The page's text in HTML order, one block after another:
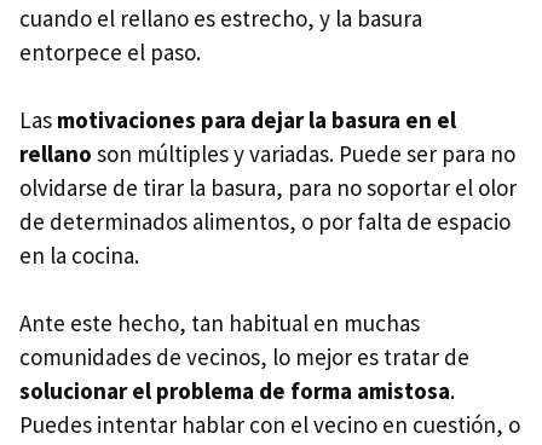
cuando el rellano es estrecho, y la basura
entorpece el paso.
Las motivaciones para dejar la basura en el
rellano son múltiples y variadas. Puede ser para no
olvidarse de tirar la basura, para no soportar el olor
de determinados alimentos, o por falta de espacio
en la cocina.
Ante este hecho, tan habitual en muchas
comunidades de vecinos, lo mejor es tratar de
solucionar el problema de forma amistosa.
Puedes intentar hablar con el vecino en cuestión, o